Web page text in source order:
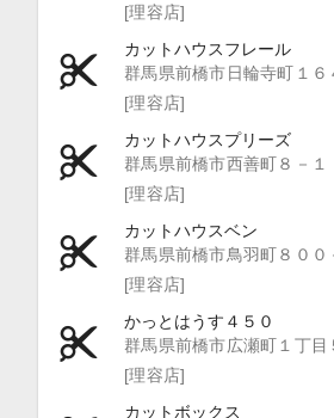
[理容店]
カットハウスフレール
群馬県前橋市日輪寺町１６
[理容店]
カットハウスプリーズ
群馬県前橋市西善町８－１
[理容店]
カットハウスベン
群馬県前橋市鳥羽町８００
[理容店]
かっとはうす４５０
群馬県前橋市広瀬町１丁目
[理容店]
カットボックス